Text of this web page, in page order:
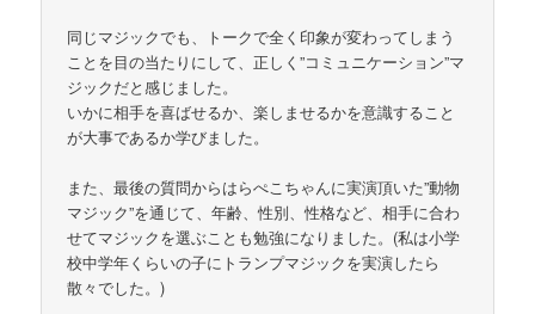
同じマジックでも、トークで全く印象が変わってしまう
ことを目の当たりにして、正しく”コミュニケーション”マ
ジックだと感じました。
いかに相手を喜ばせるか、楽しませるかを意識すること
が大事であるか学びました。
また、最後の質問からはらぺこちゃんに実演頂いた”動物
マジック”を通じて、年齢、性別、性格など、相手に合わ
せてマジックを選ぶことも勉強になりました。(私は小学
校中学年くらいの子にトランプマジックを実演したら
散々でした。)